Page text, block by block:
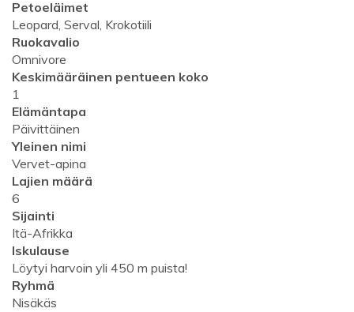
Petoeläimet
Leopard, Serval, Krokotiili
Ruokavalio
Omnivore
Keskimääräinen pentueen koko
1
Elämäntapa
Päivittäinen
Yleinen nimi
Vervet-apina
Lajien määrä
6
Sijainti
Itä-Afrikka
Iskulause
Löytyi harvoin yli 450 m puista!
Ryhmä
Nisäkäs